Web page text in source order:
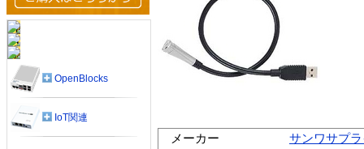
メーカー
サンワサプ
OpenBlocks
IoT関連